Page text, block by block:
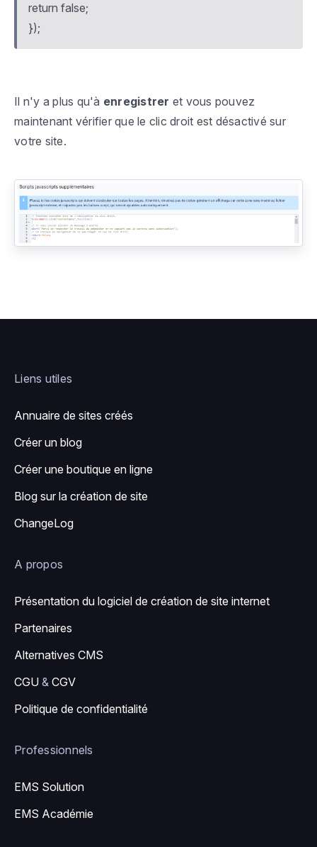
return false;
});
Il n'y a plus qu'à enregistrer et vous pouvez
maintenant vérifier que le clic droit est désactivé sur
votre site.
Liens utiles
Annuaire de sites créés
Créer un blog
Créer une boutique en ligne
Blog sur la création de site
ChangeLog
A propos
Présentation du logiciel de création de site internet
Partenaires
Alternatives CMS
CGU & CGV
Politique de confidentialité
Professionnels
EMS Solution
EMS Académie